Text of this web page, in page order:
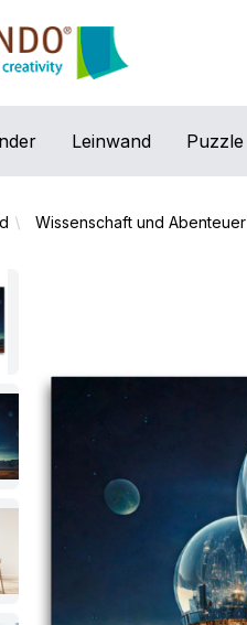
Leinwand Puzzle
Wissenschaft und Abenteuer